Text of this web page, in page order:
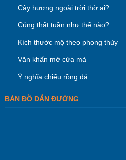
Cây hương ngoài trời thờ ai?
Cúng thất tuần như thế nào?
Kích thước mộ theo phong thủy
Văn khấn mở cửa mả
Ý nghĩa chiếu rồng đá
BẢN ĐỒ DẪN ĐƯỜNG